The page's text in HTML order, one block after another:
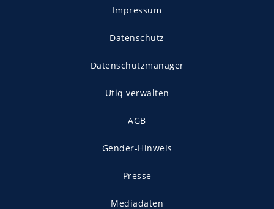
Impressum
Datenschutz
Datenschutzmanager
Utiq verwalten
AGB
Gender-Hinweis
Presse
Mediadaten